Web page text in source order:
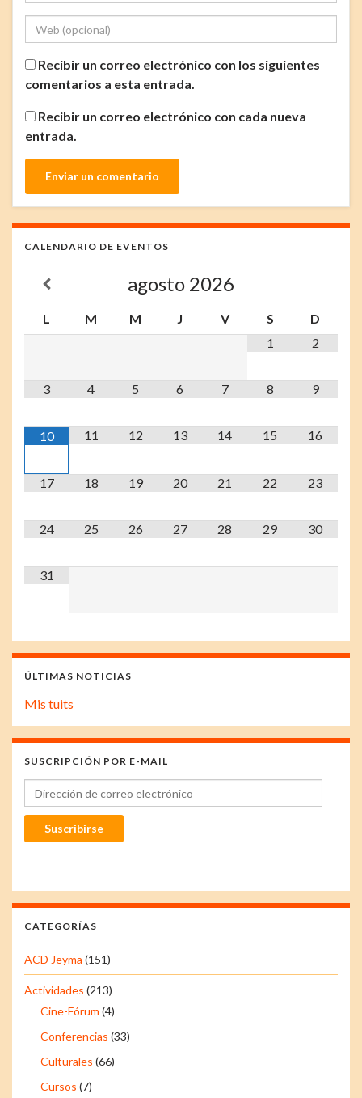
Recibir un correo electrónico con los siguientes
comentarios a esta entrada.
Recibir un correo electrónico con cada nueva
entrada.
CALENDARIO DE EVENTOS
agosto 2026
L M M J V S
D
1
2
3 4 5 6 7 8 9
10 11 12 13 14 15 16
17 18 19 20 21 22 23
24 25 26 27 28 29 30
31
ÚLTIMAS NOTICIAS
Mis tuits
SUSCRIPCIÓN POR E-MAIL
Dirección de correo electrónico
Suscribirse
CATEGORÍAS
ACD Jeyma (151)
Actividades (213)
Cine-Fórum (4)
Conferencias (33)
Culturales (66)
Cursos (7)